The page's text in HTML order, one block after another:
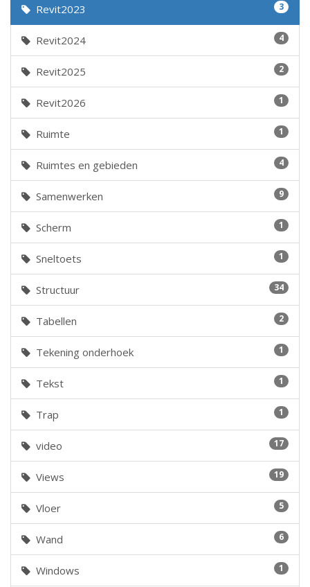
3
Revit2023
4
Revit2024
2
Revit2025
1
Revit2026
1
Ruimte
4
Ruimtes en gebieden
9
Samenwerken
1
Scherm
1
Sneltoets
34
Structuur
2
Tabellen
1
Tekening onderhoek
1
Tekst
1
Trap
17
video
19
Views
5
Vloer
6
Wand
1
Windows